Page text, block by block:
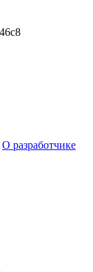
О разработчике